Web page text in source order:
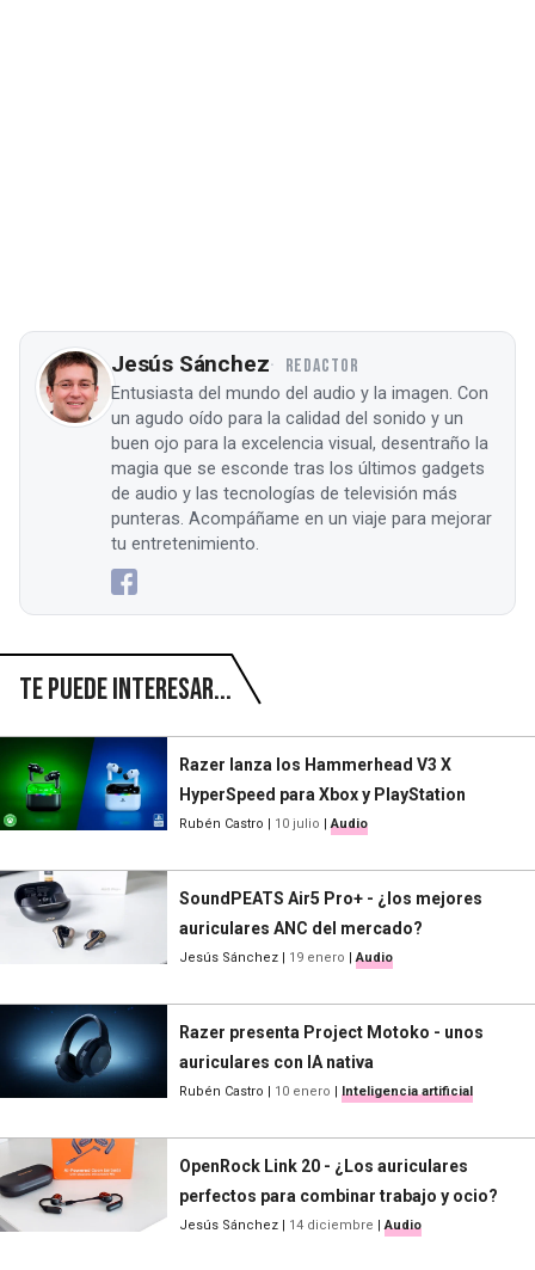
Jesús Sánchez REDACTOR
Entusiasta del mundo del audio y la imagen. Con
un agudo oído para la calidad del sonido y un
buen ojo para la excelencia visual, desentraño la
magia que se esconde tras los últimos gadgets
de audio y las tecnologías de televisión más
punteras. Acompáñame en un viaje para mejorar
tu entretenimiento.
Te puede interesar...
Razer lanza los Hammerhead V3 X
HyperSpeed para Xbox y PlayStation
Rubén Castro | 10 julio | Audio
SoundPEATS Air5 Pro+ - ¿los mejores
auriculares ANC del mercado?
Jesús Sánchez | 19 enero | Audio
Razer presenta Project Motoko - unos
auriculares con IA nativa
Rubén Castro | 10 enero | Inteligencia artificial
OpenRock Link 20 - ¿Los auriculares
perfectos para combinar trabajo y ocio?
Jesús Sánchez | 14 diciembre | Audio